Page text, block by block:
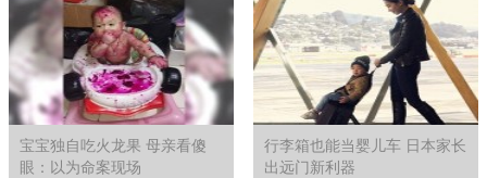
缩头鱼虱其貌不扬，但对人体无毒无害，吃到煮熟的还可以补充
蛋白质。
Cymothoa属下有很多物种，但只有缩头鱼虱是会取代宿主的
舌头展开共生。2005年，在英国发现寄生了缩头鱼虱的鱼类，远
宝宝独自吃火龙果 母亲看傻
眼：以为命案现场
行李箱也能当婴儿车 日本家长
出远门新利器